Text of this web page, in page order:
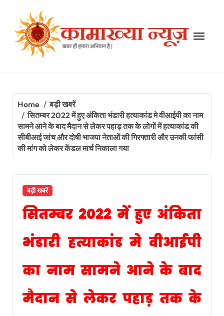
content
Home
बड़ी खबरें
सितम्बर 2022 में हुए अंकिता भंडारी हत्याकांड मे वीआईपी का नाम
सामने आने के बाद मैदान से लेकर पहाड़ तक के लोगों में हत्याकांड की
सीबीआई जांच और दोषी भाजपा नेताओं की गिरफ्तारी और उनकी फांसी
की मांग को लेकर केंडल मार्च निकाला गया
बड़ी खबरें
सितम्बर 2022 में हुए अंकिता
भंडारी हत्याकांड मे वीआईपी
का नाम सामने आने के बाद
मैदान से लेकर पहाड़ तक के